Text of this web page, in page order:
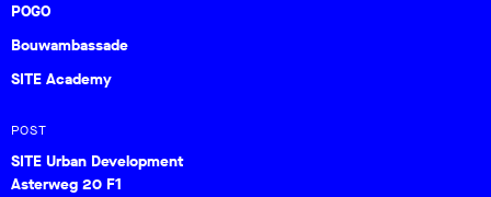
POGO
Bouwambassade
SITE Academy
POST
SITE Urban Development
Asterweg 20 F1